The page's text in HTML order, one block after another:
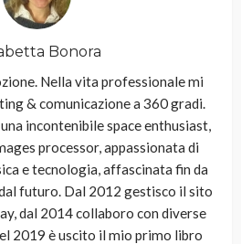
Bonora
Nella vita professionale mi
& comunicazione a 360 gradi.
incontenibile space enthusiast,
processor, appassionata di
e tecnologia, affascinata fin da
futuro. Dal 2012 gestisco il sito
dal 2014 collaboro con diverse
2019 è uscito il mio primo libro